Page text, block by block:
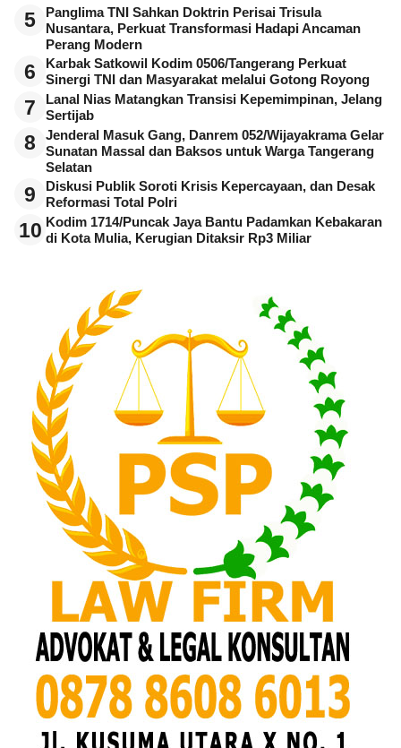
5
Panglima TNI Sahkan Doktrin Perisai Trisula
Nusantara, Perkuat Transformasi Hadapi Ancaman
Perang Modern
6
Karbak Satkowil Kodim 0506/Tangerang Perkuat
Sinergi TNI dan Masyarakat melalui Gotong Royong
7
Lanal Nias Matangkan Transisi Kepemimpinan, Jelang
Sertijab
8
Jenderal Masuk Gang, Danrem 052/Wijayakrama Gelar
Sunatan Massal dan Baksos untuk Warga Tangerang
Selatan
9
Diskusi Publik Soroti Krisis Kepercayaan, dan Desak
Reformasi Total Polri
10 Kodim 1714/Puncak Jaya Bantu Padamkan Kebakaran
di Kota Mulia, Kerugian Ditaksir Rp3 Miliar